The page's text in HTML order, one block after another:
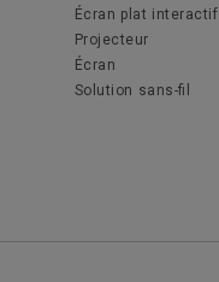
Écran plat interactif
Projecteur
Écran
Solution sans-fil